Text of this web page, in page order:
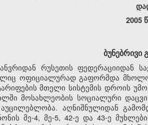
2005
ბუნებრივი
რუსეთის ფედერაციიდან
ოფიციალურად გაფორმდა
ტარიფების მთელი სისტემის დროის
მოსახლეობის სოციალური
აუცილებლობა. აღნიშნულიდან
მე-4, მე-5, 42-ე და 43-ე